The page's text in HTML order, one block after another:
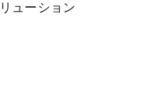
ューション